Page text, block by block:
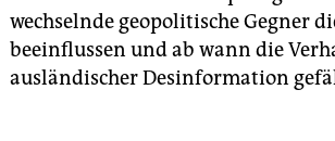
wechselnde geopolitische Gegner
beeinflussen und ab wann die
ausländischer Desinformation